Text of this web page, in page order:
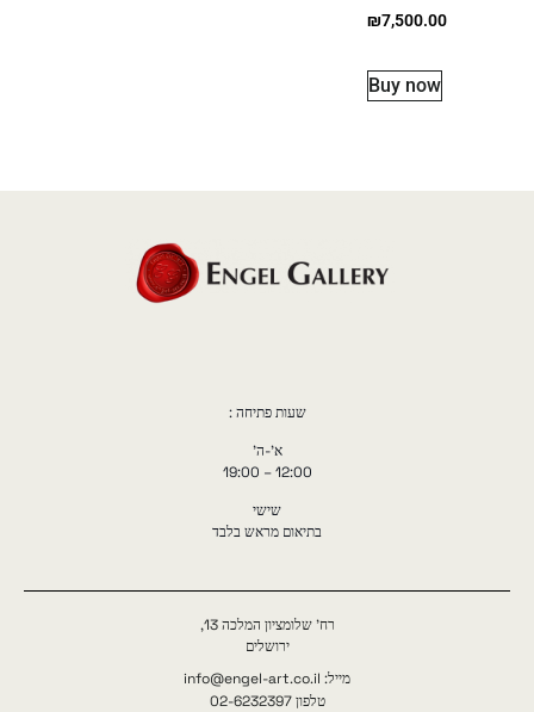
₪7,500.00
Buy now
שעות פתיחה :
א'-ה'
12:00 – 19:00
שישי
בתיאום מראש בלבד
רח' שלומציון המלכה 13,
ירושלים
מייל: info@engel-art.co.il
טלפון 02-6232397